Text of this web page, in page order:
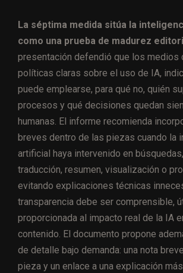
La séptima medida sitúa la
como una prueba de madurez
presentación defendió que los medios
políticas claras sobre el uso de IA,
puede emplearse, para qué no, quién
procesos y qué decisiones quedan
humanas. El informe recomienda
breves dentro de las piezas cuando la
artificial haya intervenido en
traducción, resumen, visualización o
evitando explicaciones técnicas
transparencia debe ser comprensible,
proporcionada al impacto real de la IA
contenido. El documento propone
de detalle bajo demanda: una nota
pieza y un enlace a una explicación